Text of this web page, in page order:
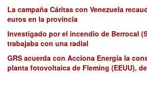
La campaña Cáritas con Venezuela
euros en la provincia
Investigado por el incendio de Berrocal
trabajaba con una radial
GRS acuerda con Acciona Energía la
planta fotovoltaica de Fleming (EEUU),